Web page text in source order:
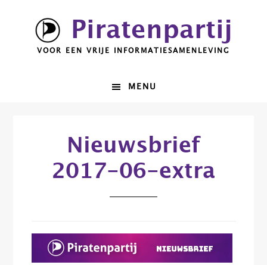
hoofdnavigatie
Piratenpartij
VOOR EEN VRIJE INFORMATIESAMENLEVING
MENU
Nieuwsbrief
2017-06-extra